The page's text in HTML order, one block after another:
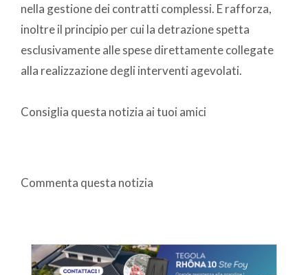
nella gestione dei contratti complessi. E rafforza,
inoltre il principio per cui la detrazione spetta
esclusivamente alle spese direttamente collegate
alla realizzazione degli interventi agevolati.
Consiglia questa notizia ai tuoi amici
Commenta questa notizia